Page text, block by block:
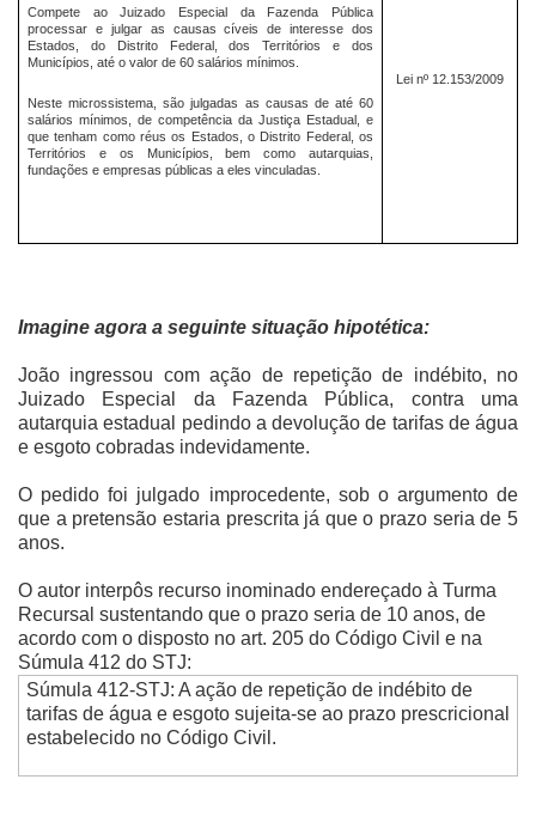
Compete ao Juizado Especial da Fazenda Pública
processar e julgar as causas cíveis de interesse dos
Estados, do Distrito Federal, dos Territórios e dos
Municípios, até o valor de 60 salários mínimos.
Neste microssistema, são julgadas as causas de até 60
salários mínimos, de competência da Justiça Estadual, e
que tenham como réus os Estados, o Distrito Federal, os
Territórios e os Municípios, bem como autarquias,
fundações e empresas públicas a eles vinculadas.
Lei nº 12.153/2009
Imagine agora a seguinte situação hipotética:
João ingressou com ação de repetição de indébito, no
Juizado Especial da Fazenda Pública, contra uma
autarquia estadual pedindo a devolução de tarifas de água
e esgoto cobradas indevidamente.
O pedido foi julgado improcedente, sob o argumento de
que a pretensão estaria prescrita já que o prazo seria de 5
anos.
O autor interpôs recurso inominado endereçado à Turma
Recursal sustentando que o prazo seria de 10 anos, de
acordo com o disposto no art. 205 do Código Civil e na
Súmula 412 do STJ:
Súmula 412-STJ: A ação de repetição de indébito de
tarifas de água e esgoto sujeita-se ao prazo prescricional
estabelecido no Código Civil.